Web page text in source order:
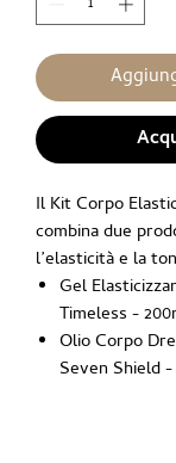
Il Kit Corpo
combina due
l’elasticità e la
Gel
Timeless -
Olio Corpo
Seven Shield